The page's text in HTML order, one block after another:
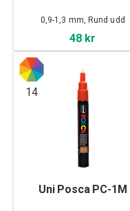
0,9-1,3 mm, Rund udd
48 kr
14
Uni Posca PC-1M